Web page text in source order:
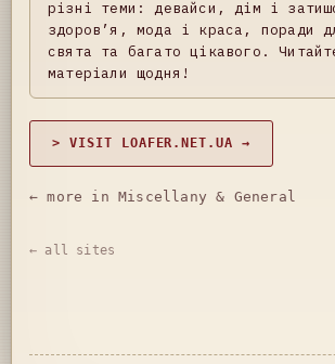
різні теми: девайси, дім і
здоров’я, мода і краса, поради
свята та багато цікавого.
матеріали щодня!
> VISIT LOAFER.NET.UA →
← more in Miscellany & General
← all sites